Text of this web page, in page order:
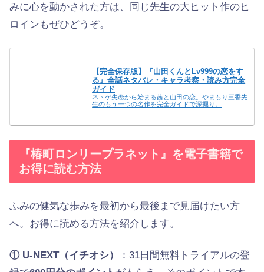
みに心を動かされた方は、同じ先生の大ヒット作のヒ
ロインもぜひどうぞ。
【完全保存版】『山田くんとLv999の恋をす
る』全話ネタバレ・キャラ考察・読み方完全
ガイド
ネトゲ失恋から始まる茜と山田の恋。やまもり三香先
生のもう一つの名作を完全ガイドで深掘り。
『椿町ロンリープラネット』を電子書籍で
お得に読む方法
ふみの健気な歩みを最初から最後まで見届けたい方
へ。お得に読める方法を紹介します。
① U-NEXT（イチオシ）
：31日間無料トライアルの登